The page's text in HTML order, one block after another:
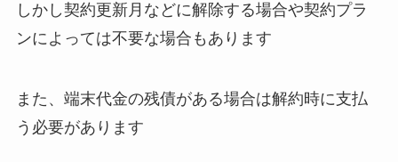
しかし契約更新月などに解除する場合や契約プラ
ンによっては不要な場合もあります
また、端末代金の残債がある場合は解約時に支払
う必要があります